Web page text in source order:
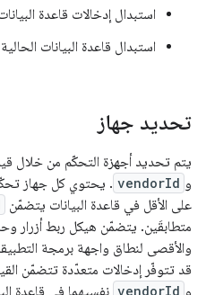
استبدال إدخالات قاعدة
استبدال قاعدة البيانات
تحديد جهاز
يتم تحديد أجهزة التحكّم من خلال
و vendorId . يحتوي كل جهاز
على الأقل في قاعدة البيانات يتضمّن
متطابقَين. يتضمّن هيكل ربط أزرار
قد تتوفّر إدخالات متعدّدة تتضمّن
و vendorId نفسيهما في قاعدة